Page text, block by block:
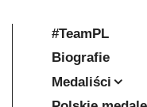
#TeamPL
Biografie
Medaliści